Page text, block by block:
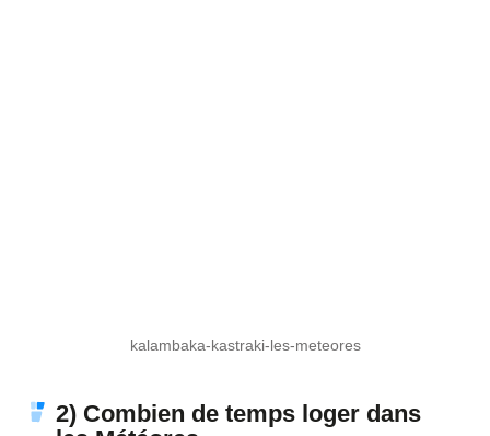
kalambaka-kastraki-les-meteores
2) Combien de temps loger dans